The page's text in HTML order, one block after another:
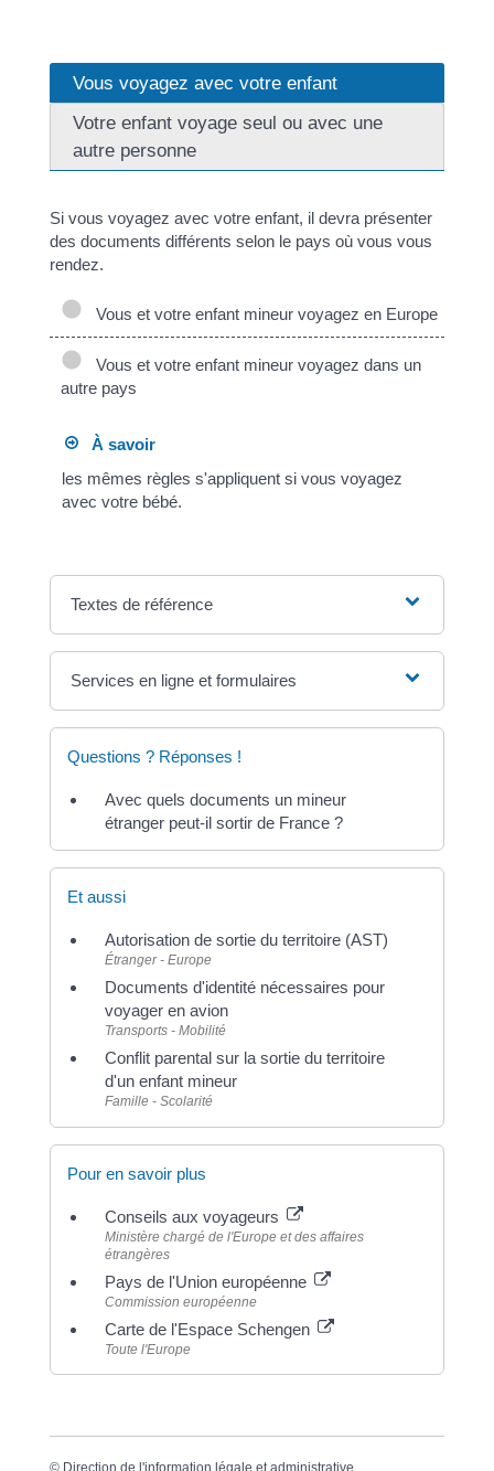
Vous voyagez avec votre enfant
Votre enfant voyage seul ou avec une
autre personne
Si vous voyagez avec votre enfant, il devra présenter
des documents différents selon le pays où vous vous
rendez.
Vous et votre enfant mineur voyagez en Europe
Vous et votre enfant mineur voyagez dans un
autre pays
À savoir
les mêmes règles s'appliquent si vous voyagez
avec votre bébé.
Textes de référence
Services en ligne et formulaires
Questions ? Réponses !
Avec quels documents un mineur
étranger peut-il sortir de France ?
Et aussi
Autorisation de sortie du territoire (AST)
Étranger - Europe
Documents d'identité nécessaires pour
voyager en avion
Transports - Mobilité
Conflit parental sur la sortie du territoire
d'un enfant mineur
Famille - Scolarité
Pour en savoir plus
Conseils aux voyageurs
Ministère chargé de l'Europe et des affaires
étrangères
Pays de l'Union européenne
Commission européenne
Carte de l'Espace Schengen
Toute l'Europe
© Direction de l'information légale et administrative